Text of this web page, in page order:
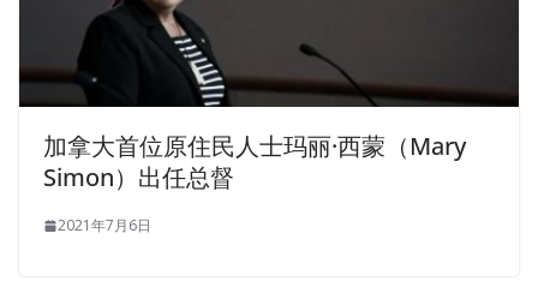
加拿大首位原住民人士玛丽·西蒙（Mary
Simon）出任总督
2021年7月6日